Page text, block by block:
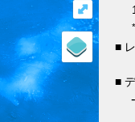
⤢
■
■